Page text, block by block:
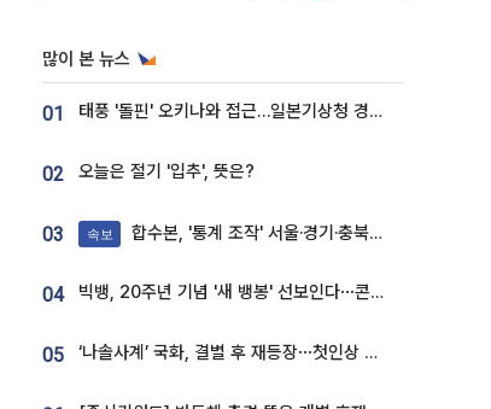
많이 본 뉴스
01 태풍 '돌핀' 오키나와 접근…일본기상청 경로 업데이트
02 오늘은 절기 '입추', 뜻은?
03 속보 합수본, '통계 조작' 서울·경기·충북 선관위 등 추가 압수수색
04 빅뱅, 20주년 기념 '새 뱅봉' 선보인다⋯콘서트 앞두고 팝업 개최
05 ‘나솔사계’ 국화, 결별 후 재등장⋯첫인상 투표 휩쓸고 ‘인기녀’ 등극